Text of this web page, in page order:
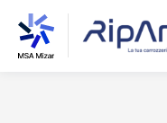
contenuto
contenuto